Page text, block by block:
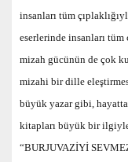
insanları tüm
eserlerinde insanları tüm
mizah gücünün de çok
mizahi bir dille
büyük yazar gibi,
kitapları büyük bir
“BURJUVAZİYİ